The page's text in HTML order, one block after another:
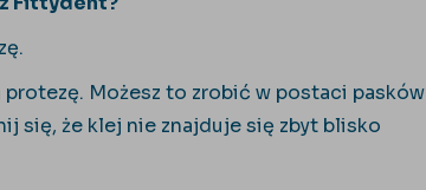
protezę. Możesz to zrobić w postaci pasków
się, że klej nie znajduje się zbyt blisko